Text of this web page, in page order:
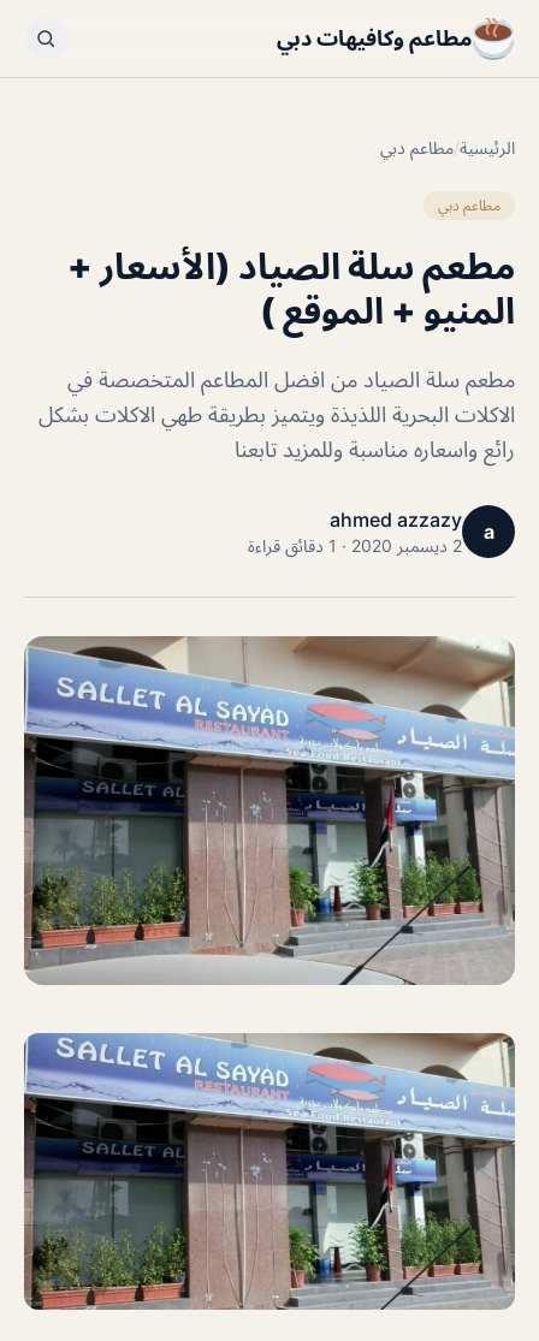
مطاعم وكافيهات دبي
الرئيسية/مطاعم دبي
مطاعم دبي
مطعم سلة الصياد (الأسعار +
المنيو + الموقع )
مطعم سلة الصياد من افضل المطاعم المتخصصة في
الاكلات البحرية اللذيذة ويتميز بطريقة طهي الاكلات بشكل
رائع واسعاره مناسبة وللمزيد تابعنا
a
ahmed azzazy
2 ديسمبر 2020 · 1 دقائق قراءة